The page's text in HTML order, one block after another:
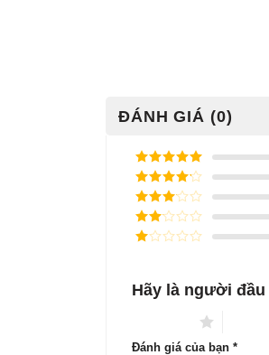
ĐÁNH GIÁ (0)
Được xếp
hạng
5
5
sao
Được xếp
hạng
4
5
sao
Được
xếp
hạng3
Được
sao
hạng
1
Hãy là người đầu
Đánh giá của bạn *